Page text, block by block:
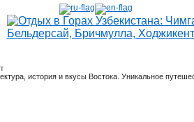
история и вкусы Востока. Уникальное